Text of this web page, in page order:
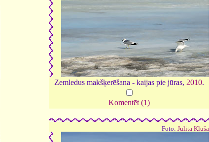
Zemledus makšķerēšana - kaijas pie jūras, 2010.
Komentēt (1)
Foto: Julita Kluša